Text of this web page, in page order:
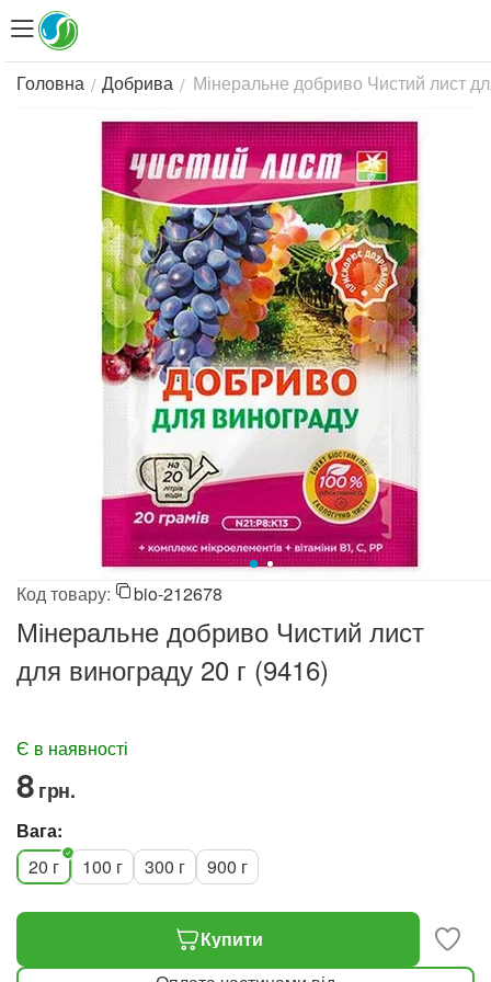
Головна / Добрива / Мінеральне добриво Чистий лист
Код товару: bio-212678
Мінеральне добриво Чистий лист
для винограду 20 г (9416)
‍8‍грн.
Є в наявності
Вага:
20 г
100 г 300 г 900 г
Купити